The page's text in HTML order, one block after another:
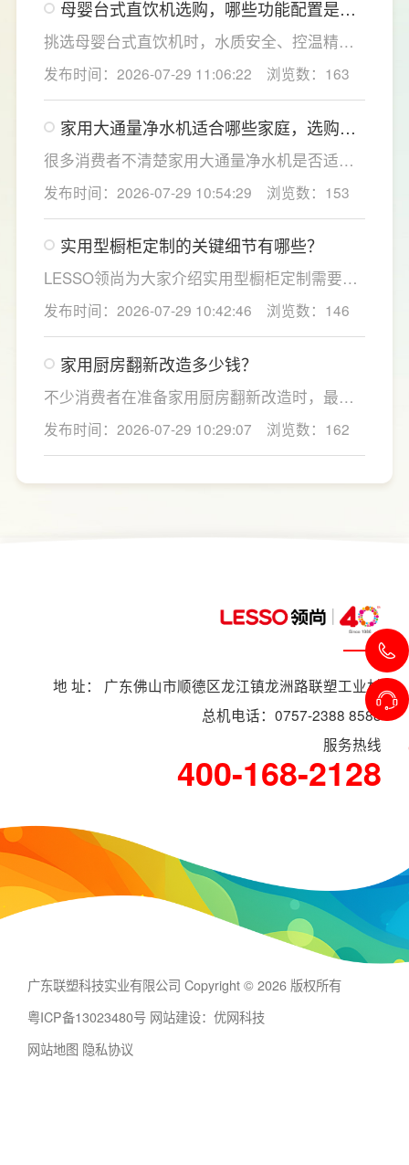
饮水，不仅满足厨房多场景用水需求，还有助
于延长滤芯使用寿命。
母婴台式直饮机选购，哪些功能配置是有
娃家庭必不可少的？
挑选母婴台式直饮机时，水质安全、控温精准
度是宝妈群体最关心的核心需求，接下来
LESSO领尚为大家讲解适合母婴家庭的必备功
能配置。母婴冲奶、辅食、直饮对水温要求不
同，机型需搭载多档精准控温功能，45℃低温
冲奶、85℃泡辅食、100℃沸水冲泡茶饮一键
切换，不用反复烧水兑冷水，呵护宝宝娇嫩肠
胃。
发布时间：2026-07-29 11:06:22 浏览数：163
家用大通量净水机适合哪些家庭，选购时
如何匹配用水场景吗？
很多消费者不清楚家用大通量净水机是否适配
自家户型，LESSO领尚建议，选购前一定要结
合家庭用水场景判断。家用大通量净水机更适
合常住人口多、用水需求大的家庭，比如三口
及以上之家，或是经常泡茶、冲奶、清洗果
蔬，需要持续大量净水的用户。小户型、单人
居住、日常用水量少的家庭，无需盲目追求超
大通量，避免功能过剩造成浪费。
发布时间：2026-07-29 10:54:29 浏览数：153
实用型橱柜定制的关键细节有哪些？
LESSO领尚为大家介绍实用型橱柜定制需要关
注的几个关键细节：实用型橱柜定制应结合厨
房面积和家庭烹饪习惯进行规划，合理划分
洗、切、炒动线，提升下厨效率；同时充分利
用吊柜、地柜、高柜等收纳空间，并配置抽屉
分区、拉篮、转角收纳等功能设计，提高空间
利用率。
发布时间：2026-07-29 10:42:46 浏览数：146
家用厨房翻新改造多少钱？
不少消费者在准备家用厨房翻新改造时，最关
心的问题莫过于“家用厨房翻新改造多少钱”，接
下来LESSO领尚为大家解答一下。事实上，厨
房改造费用并没有统一标准，通常会受到改造
范围、空间面积、材料品质、功能配置以及是
发布时间：2026-07-29 10:29:07 浏览数：162
地 址： 广东佛山市顺德区龙江镇龙洲路联塑工业村
总机电话：0757-2388 8588
服务热线
400-168-2128
广东联塑科技实业有限公司 Copyright © 2026 版权所有
粤ICP备13023480号 网站建设：优网科技
网站地图 隐私协议